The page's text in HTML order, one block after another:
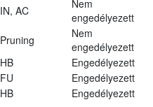
IN, AC
Nem
engedélyezett
Pruning
Nem
engedélyezett
HB
Engedélyezett
FU
Engedélyezett
HB
Engedélyezett